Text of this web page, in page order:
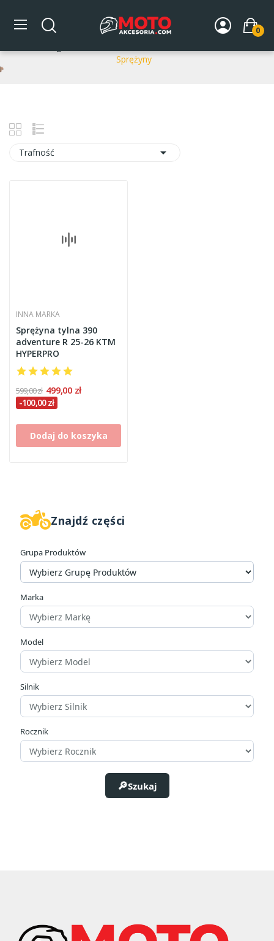
0
Sprężyny
Sprężyny
Znajdź części
Grupa Produktów
Marka
Model
Silnik
Rocznik
Szukaj
Trafność 
INNA MARKA
Sprężyna tylna 390
adventure R 25-26 KTM
HYPERPRO
599,00 zł 499,00 zł
-100,00 zł
Dodaj do koszyka